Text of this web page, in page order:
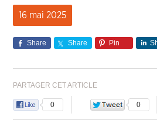
16 mai 2025
Share Share Pin
PARTAGER CET ARTICLE
0 0